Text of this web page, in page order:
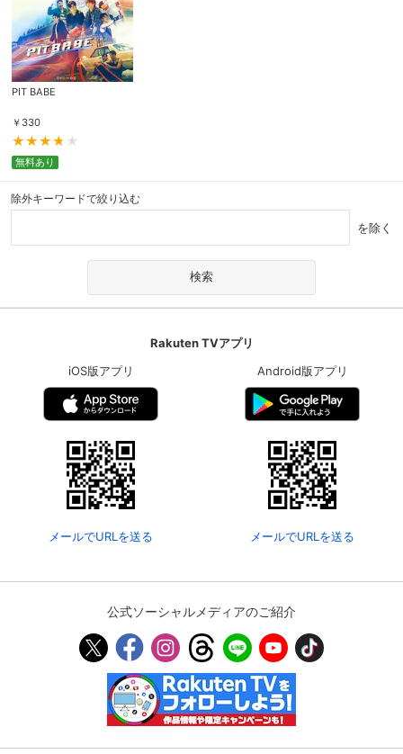
PIT BABE
￥ 330
無料あり
除外キーワードで絞り込む
を除く
Rakuten TVアプリ
iOS版アプリ
メールでURLを送る
Android版アプリ
メールでURLを送る
公式ソーシャルメディアのご紹介